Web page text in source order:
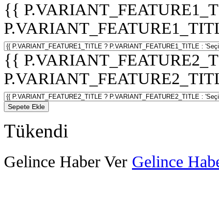
{{
{{
Sepete Ekle
Tükendi
Gelince Haber Ver Gelince